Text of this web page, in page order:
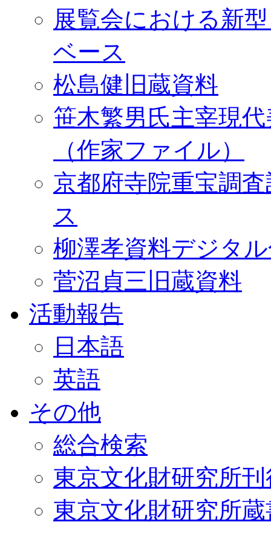
展覧会における新
ベース
松島健旧蔵資料
笹木繁男氏主宰現
（作家ファイル）
京都府寺院重宝調
ス
柳澤孝資料デジタ
菅沼貞三旧蔵資料
活動報告
日本語
英語
その他
総合検索
東京文化財研究所
東京文化財研究所